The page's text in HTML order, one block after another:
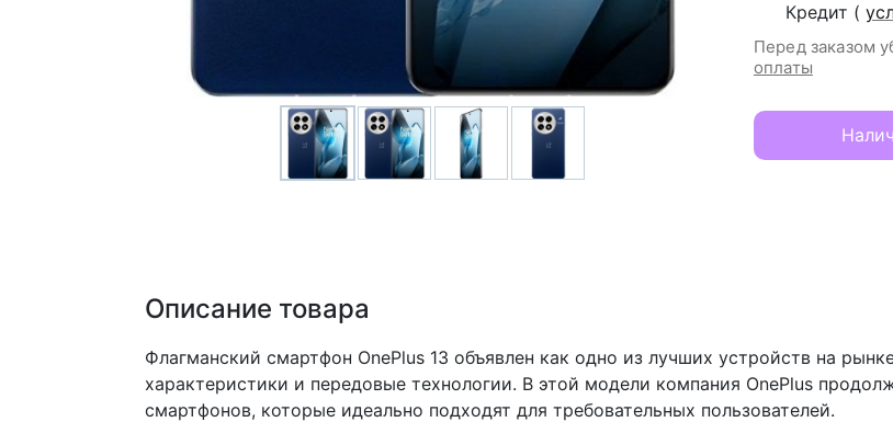
Кредит (
Перед заказом
оплаты
Описание товара
Флагманский смартфон OnePlus 13 объявлен как одно из лучших устройств на
характеристики и передовые технологии. В этой модели компания OnePlus
смартфонов, которые идеально подходят для требовательных пользователей.